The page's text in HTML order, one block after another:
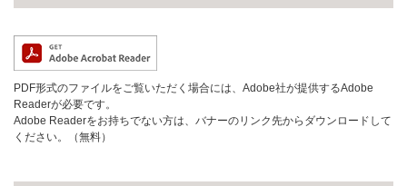
PDF形式のファイルをご覧いただく場合には、Adobe社が提供するAdobe
Readerが必要です。
Adobe Readerをお持ちでない方は、バナーのリンク先からダウンロードして
ください。（無料）